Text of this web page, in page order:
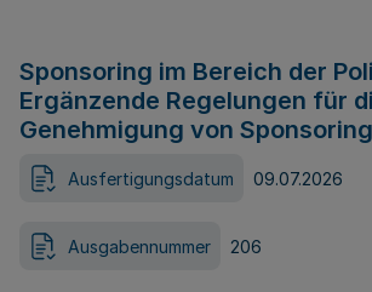
Sponsoring im Bereich der
Ergänzende Regelungen für
Genehmigung von
Ausfertigungsdatum 09.07.2026
Ausgabennummer 206